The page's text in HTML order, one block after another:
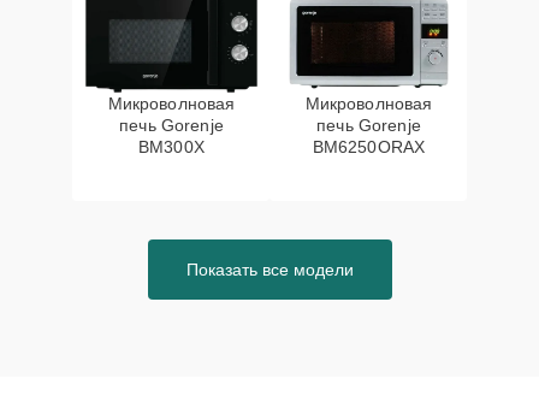
Микроволновая
печь Gorenje
BM300X
Микроволновая
печь Gorenje
BM6250ORAX
Показать все модели